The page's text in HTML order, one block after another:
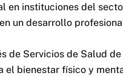
en instituciones del
un desarrollo
de Servicios de Salud
el bienestar físico y